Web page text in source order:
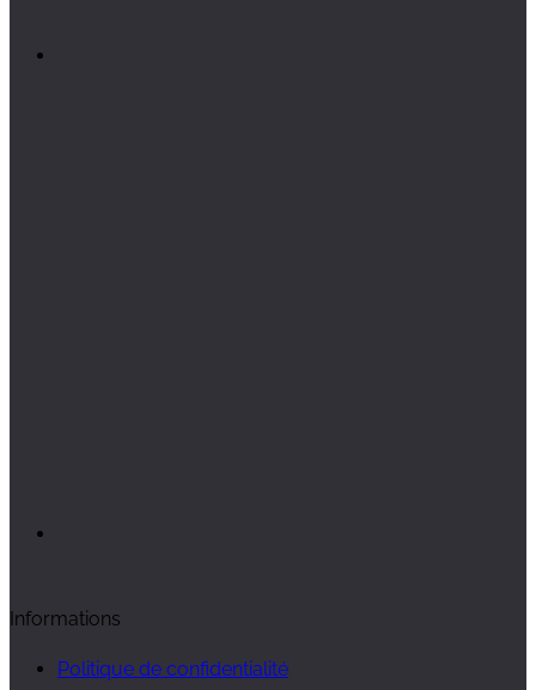
Informations
Politique de confidentialité